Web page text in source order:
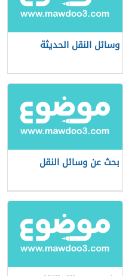
وسائل النقل الحديثة
بحث عن وسائل النقل